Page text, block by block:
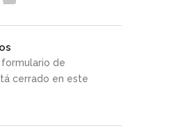
de
cerrado en este